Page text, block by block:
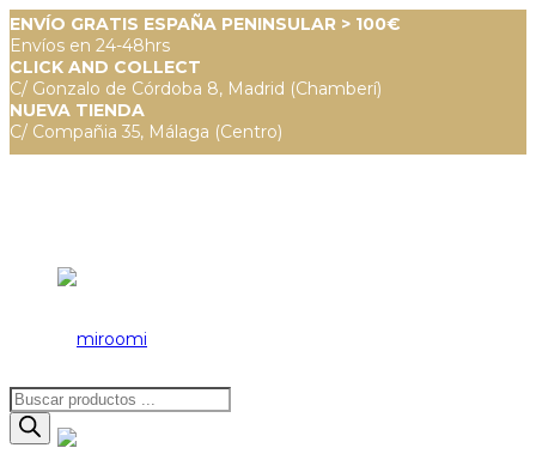
ENVÍO GRATIS ESPAÑA PENINSULAR > 100€
Envíos en 24-48hrs
CLICK AND COLLECT
C/ Gonzalo de Córdoba 8, Madrid (Chamberí)
NUEVA TIENDA
C/ Compañia 35, Málaga (Centro)
Búsqueda
de
productos